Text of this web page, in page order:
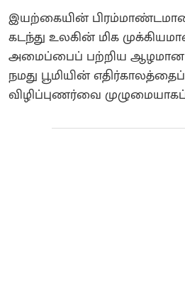
இயற்கையின்
கடந்து உலகின் மிக
அமைப்பைப் பற்றிய ஆழமான
நமது பூமியின்
விழிப்புணர்வை